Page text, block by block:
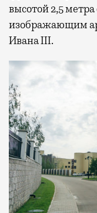
высотой 2,5
изображающим
Ивана III.